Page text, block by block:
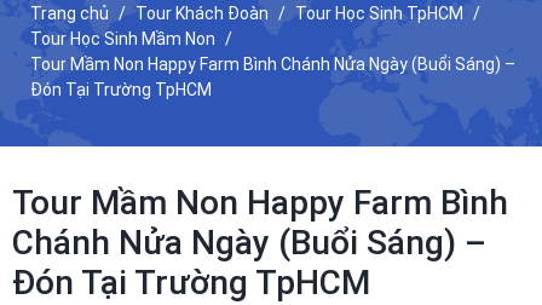
Trang chủ Tour Khách Đoàn
Tour Học Sinh TpHCM
Tour Học Sinh Mầm Non
Tour Mầm Non Happy Farm Bình Chánh Nửa Ngày (Buổi Sáng) –
Đón Tại Trường TpHCM
Tour Mầm Non Happy Farm Bình
Chánh Nửa Ngày (Buổi Sáng) –
Đón Tại Trường TpHCM